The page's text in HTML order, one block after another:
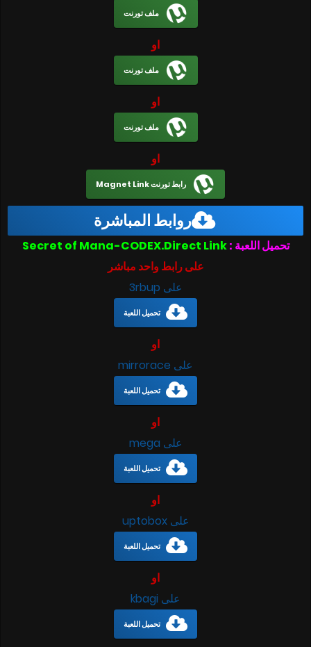
ملف تورنت
او
ملف تورنت
او
ملف تورنت
او
رابط تورنت Magnet Link
روابط المباشرة
تحميل اللعبة :Secret of Mana-CODEX.Direct Link
على رابط واحد مباشر
على 3rbup
تحميل اللعبة
او
على mirrorace
تحميل اللعبة
او
على mega
تحميل اللعبة
او
على uptobox
تحميل اللعبة
او
على kbagi
تحميل اللعبة